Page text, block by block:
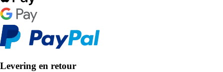
Levering en retour